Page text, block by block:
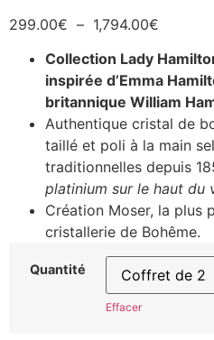
299.00€ – 1,794.00€
Collection Lady
inspirée d’Emma
britannique William
Authentique cristal de
taillé et poli à la main
traditionnelles depuis
platinium sur le haut du
Création Moser, la plus
cristallerie de Bohême.
Quantité
Effacer